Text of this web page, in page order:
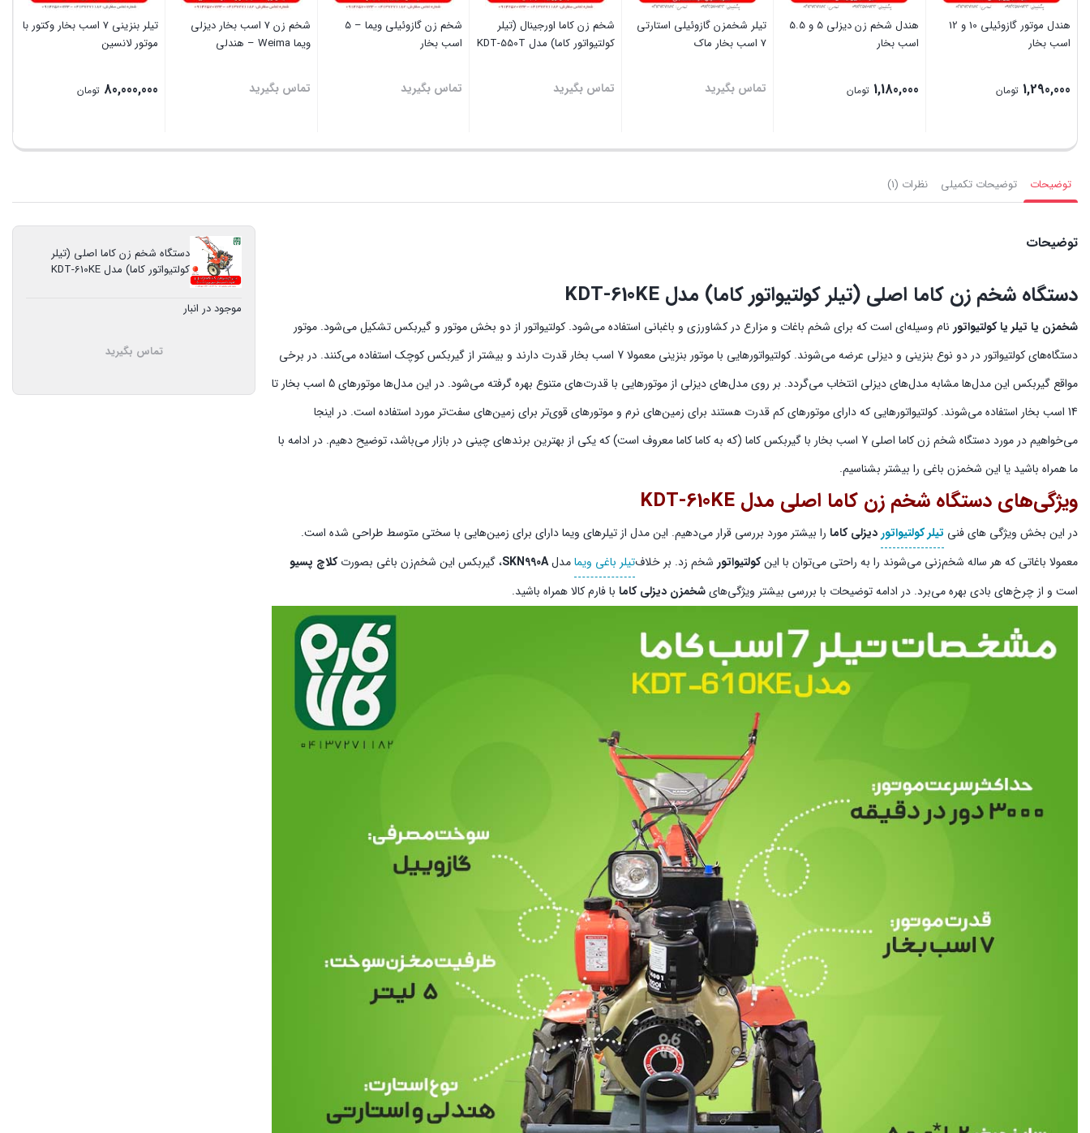
هندل موتور گازوئیلی 10 و 12
اسب بخار
1,290,000 تومان
بستن
هندل شخم زن دیزلی 5 و 5.5
اسب بخار
1,180,000 تومان
بستن
تیلر شخمزن گازوئیلی استارتی
7 اسب بخار ماک
تماس بگیرید
بستن
شخم زن کاما اورجینال (تیلر
کولتیواتور کاما) مدل KDT-550T
تماس بگیرید
بستن
شخم زن گازوئیلی ویما – 5
اسب بخار
تماس بگیرید
بستن
شخم زن 7 اسب بخار دیزلی
ویما Weima – هندلی
تماس بگیرید
بستن
تیلر بنزینی 7 اسب بخار وکتور با
موتور لانسین
80,000,000 تومان
بستن
توضیحات توضیحات تکمیلی نظرات (1)
توضیحات
دستگاه شخم زن کاما اصلی (تیلر کولتیواتور کاما) مدل KDT-610KE
شخمزن یا تیلر یا کولتیواتور نام وسیله‌ای است که برای شخم باغات و مزارع در کشاورزی و باغبانی استفاده می‌شود. کولتیواتور از دو بخش موتور و گیربکس تشکیل می‌شود. موتور
دستگاه‌های کولتیواتور در دو نوع بنزینی و دیزلی عرضه می‌شوند. کولتیواتورهایی با موتور بنزینی معمولا 7 اسب بخار قدرت دارند و بیشتر از گیربکس کوچک استفاده می‌کنند. در برخی
مواقع گیربکس این مدل‌ها مشابه مدل‌های دیزلی انتخاب می‌گردد. بر روی مدل‌های دیزلی از موتورهایی با قدرت‌های متنوع بهره گرفته می‌شود. در این مدل‌ها موتورهای 5 اسب بخار تا
14 اسب بخار استفاده می‌شوند. کولتیواتورهایی که دارای موتورهای کم قدرت هستند برای زمین‌های نرم و موتورهای قوی‌تر برای زمین‌های سفت‌تر مورد استفاده است. در اینجا
می‌خواهیم در مورد دستگاه شخم زن کاما اصلی 7 اسب بخار با گیربکس کاما (که به کاما کاما معروف است) که یکی از بهترین برندهای چینی در بازار می‌باشد، توضیح دهیم. در ادامه با
ما همراه باشید یا این شخمزن باغی را بیشتر بشناسیم.
ویژگی‌های دستگاه شخم زن کاما اصلی مدل KDT-610KE
در این بخش ویژگی های فنی تیلر کولتیواتوردیزلی کاما را بیشتر مورد بررسی قرار می‌دهیم. این مدل از تیلرهای ویما دارای برای زمین‌هایی با سختی متوسط طراحی شده است.
معمولا باغاتی که هر ساله شخم‌زنی می‌شوند را به راحتی می‌توان با اینکولتیواتور شخم زد. بر خلافتیلر باغی ویمامدلSKN990A، گیربکس این شخم‌زن باغی بصورت
کلاچ پسیو
است و از چرخ‌های بادی بهره می‌برد. در ادامه توضیحات با بررسی بیشتر ویژگی‌هایشخمزن دیزلی کاما با فارم کالا همراه باشید.
دستگاه شخم زن کاما اصلی (تیلر
کولتیواتور کاما) مدل KDT-610KE
موجود در انبار
تماس بگیرید